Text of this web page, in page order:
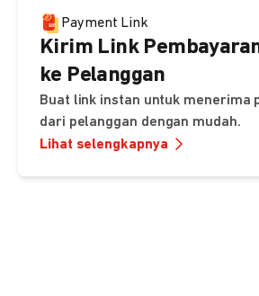
Payment Link
Kirim Link
ke Pelanggan
Buat link instan untuk menerima
dari pelanggan dengan mudah.
Lihat selengkapnya